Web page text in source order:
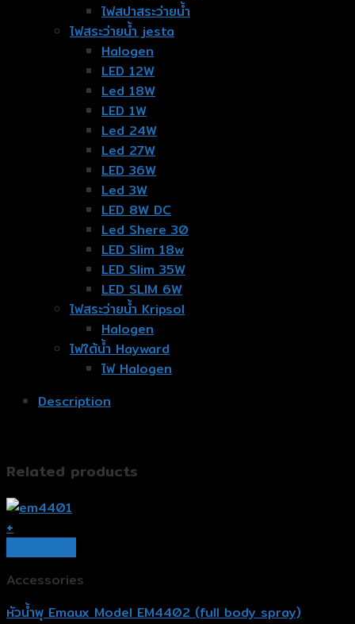
ไฟสปาสระว่ายน้ำ
ไฟสระว่ายน้ำ jesta
Halogen
LED 12W
Led 18W
LED 1W
Led 24W
Led 27W
LED 36W
Led 3W
LED 8W DC
Led Shere 30
LED Slim 18w
LED Slim 35W
LED SLIM 6W
ไฟสระว่ายน้ำ Kripsol
Halogen
ไฟใต้น้ำ Hayward
ไฟ Halogen
Description
Related products
+
Accessories
หัวน้ำพุ Emaux Model EM4402 (full body spray)